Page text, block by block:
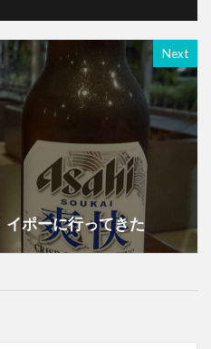
Next
イポーに行ってきた